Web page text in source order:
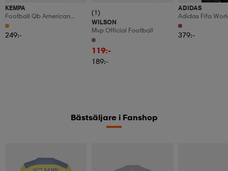
KEMPA
Football Qb American
Football
249:-
(1)
WILSON
Mvp Official Football
119:-
189:-
ADIDAS
Adidas Fifa
2026 Spanien
379:-
Bästsäljare i Fanshop